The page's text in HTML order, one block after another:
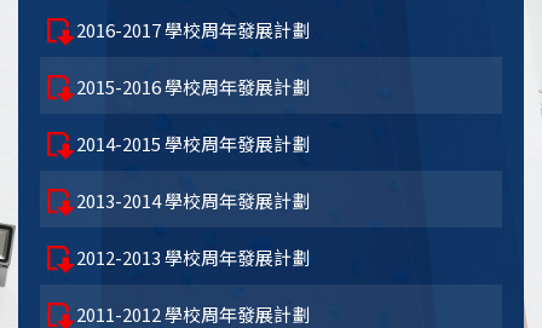
2016-2017 學校周年發展計劃
2015-2016 學校周年發展計劃
2014-2015 學校周年發展計劃
2013-2014 學校周年發展計劃
2012-2013 學校周年發展計劃
2011-2012 學校周年發展計劃